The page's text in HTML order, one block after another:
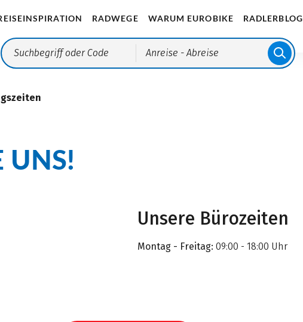
RADWEGE WARUM EUROBIKE RADLERBLOG
Anreise - Abreise
UNS!
Unsere Bürozeiten
Montag - Freitag: 09:00 - 18:00 Uhr